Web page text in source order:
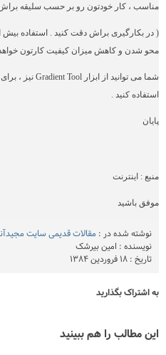
مناسب ، کار خودتون رو بر حسب سلیقه براش
( در بکارگیری براش دقت کنید . استفاده
محو شدن و کاهش میزان کیفیت کارتون
شما می توانید از ابزار Gradient Tool نیز ،
استفاده کنید .
پایان
منبع : اینترنت
موفق باشید
نوشته شده در : مقالات قدیمی سایت
نویسنده : امین بیرشک
تاریخ : ۱۸ فروردین ۱۳۸۴
به اشتراک بگذارید
این مطالب را هم ببینید